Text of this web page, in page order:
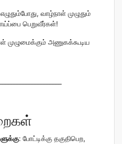
வாழ்நாள் முழுதும்
பெறுவீர்கள்!
முழுமைக்கும் அணுகக்கூடிய
: போட்டிக்கு தகுதிபெற,